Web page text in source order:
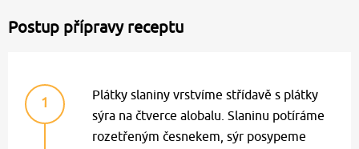
Postup přípravy receptu
1
Plátky slaniny vrstvíme střídavě s plátky
sýra na čtverce alobalu. Slaninu potíráme
rozetřeným česnekem, sýr posypeme